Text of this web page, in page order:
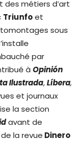
des métiers d’art
Triunfoet
sous
par
à Opinión
Ilustrada,Líbera,
et journaux
la section
avant de
la revue Dinero